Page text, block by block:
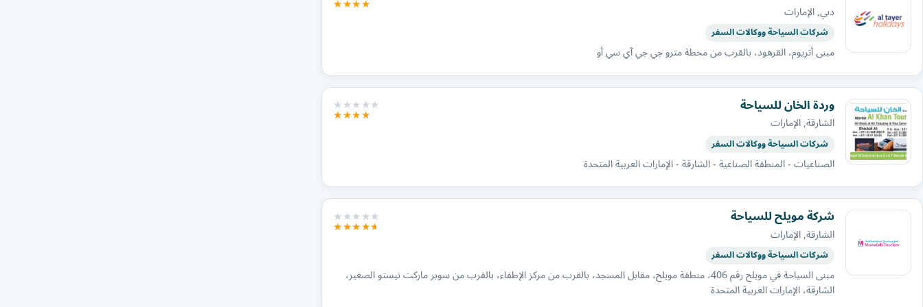
دبي, الإمارات
شركات السياحة ووكالات السفر
مبنى أتريوم، القرهود، بالقرب من محطة مترو جي جي آي سي أو
وردة الخان للسياحة
الشارقة, الإمارات
شركات السياحة ووكالات السفر
الصناعيات - المنطقة الصناعية - الشارقة - الإمارات العربية المتحدة
شركة مويلح للسياحة
الشارقة, الإمارات
شركات السياحة ووكالات السفر
مبنى السياحة في مويلح رقم 406، منطقة مويلح، مقابل المسجد، بالقرب من مركز الإطفاء، بالقرب من سوبر ماركت نيستو الصغير،
الشارقة، الإمارات العربية المتحدة